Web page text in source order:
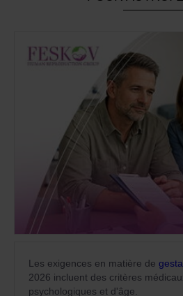
Les exigences en matière de
2026 incluent des critères
psychologiques et d'âge.